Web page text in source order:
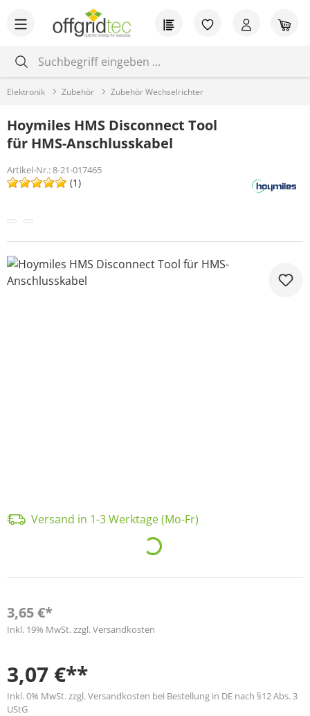
Zum Hauptinhalt springen Du hast 0
Elektronik Zubehör Zubehör Wechselrichter
Hoymiles HMS Disconnect Tool
für HMS-Anschlusskabel
Artikel-Nr.:8-21-017465
(1)
Bildergalerie überspringen
Versand in 1-3 Werktage (Mo-Fr)
Loading...
3,65 €*
Inkl. 19% MwSt. zzgl. Versandkosten
3,07 €**
Inkl. 0% MwSt. zzgl. Versandkosten bei Bestellung in DE nach §12 Abs. 3
UStG